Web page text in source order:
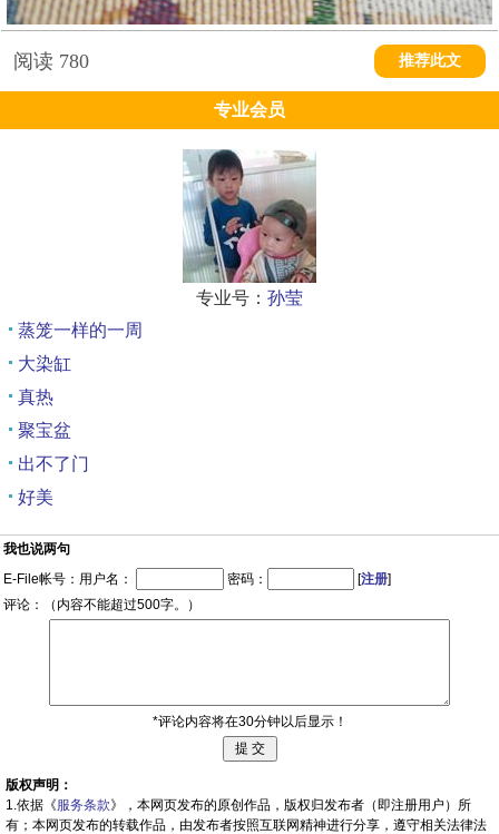
阅读 780 推荐此文
专业会员
专业号： 孙莹
蒸笼一样的一周
大染缸
真热
聚宝盆
出不了门
好美
我也说两句
E-File帐号：用户名：
密码： [注册]
评论：（内容不能超过500字。）
*评论内容将在30分钟以后显示！
版权声明：
1.依据《服务条款》，本网页发布的原创作品，版权归发布者（即注册用户）所
有；本网页发布的转载作品，由发布者按照互联网精神进行分享，遵守相关法律法